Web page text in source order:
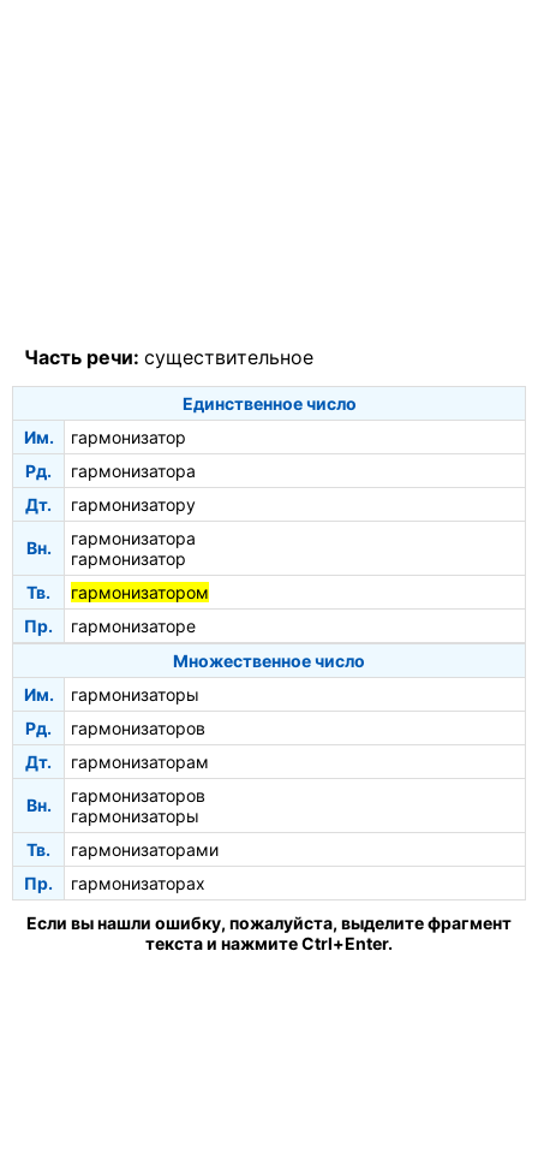
Часть речи: существительное
Единственное число
Им.
гармонизатор
Рд.
гармонизатора
Дт.
гармонизатору
Вн.
гармонизатора
гармонизатор
Тв.
гармонизатором
Пр.
гармонизаторе
Множественное число
Им.
гармонизаторы
Рд.
гармонизаторов
Дт.
гармонизаторам
Вн.
гармонизаторов
гармонизаторы
Тв.
гармонизаторами
Пр.
гармонизаторах
Если вы нашли ошибку, пожалуйста, выделите фрагмент
текста и нажмите Ctrl+Enter.